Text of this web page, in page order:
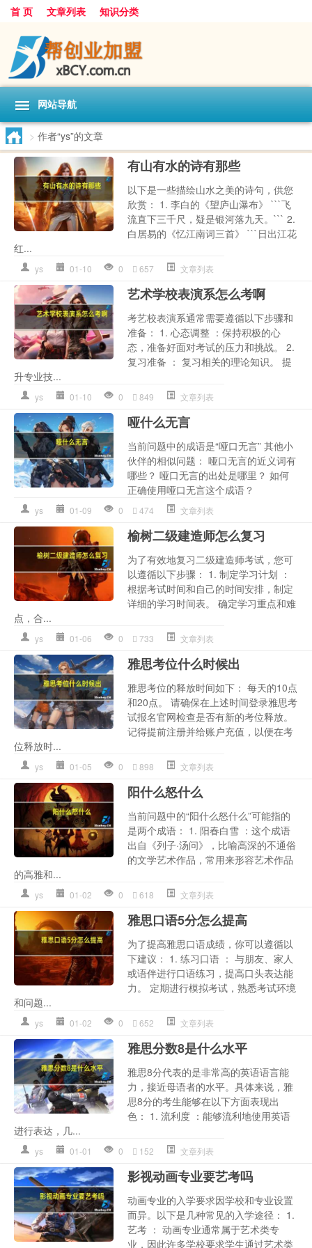
首 页 文章列表 知识分类
网站导航
> 作者“ys”的文章
有山有水的诗有那些
以下是一些描绘山水之美的诗句，供您
欣赏： 1. 李白的《望庐山瀑布》 ```飞
流直下三千尺，疑是银河落九天。``` 2.
白居易的《忆江南词三首》 ```日出江花
红...
ys 01-10 0 657 文章列表
艺术学校表演系怎么考啊
考艺校表演系通常需要遵循以下步骤和
准备： 1. 心态调整 ：保持积极的心
态，准备好面对考试的压力和挑战。 2.
复习准备 ： 复习相关的理论知识。 提
升专业技...
ys 01-10 0 849 文章列表
哑什么无言
当前问题中的成语是“哑口无言” 其他小
伙伴的相似问题： 哑口无言的近义词有
哪些？ 哑口无言的出处是哪里？ 如何
正确使用哑口无言这个成语？
ys 01-09 0 474 文章列表
榆树二级建造师怎么复习
为了有效地复习二级建造师考试，您可
以遵循以下步骤： 1. 制定学习计划 ：
根据考试时间和自己的时间安排，制定
详细的学习时间表。 确定学习重点和难
点，合...
ys 01-06 0 733 文章列表
雅思考位什么时候出
雅思考位的释放时间如下： 每天的10点
和20点。 请确保在上述时间登录雅思考
试报名官网检查是否有新的考位释放。
记得提前注册并给账户充值，以便在考
位释放时...
ys 01-05 0 898 文章列表
阳什么怒什么
当前问题中的“阳什么怒什么”可能指的
是两个成语： 1. 阳春白雪 ：这个成语
出自《列子·汤问》，比喻高深的不通俗
的文学艺术作品，常用来形容艺术作品
的高雅和...
ys 01-02 0 618 文章列表
雅思口语5分怎么提高
为了提高雅思口语成绩，你可以遵循以
下建议： 1. 练习口语 ： 与朋友、家人
或语伴进行口语练习，提高口头表达能
力。 定期进行模拟考试，熟悉考试环境
和问题...
ys 01-02 0 652 文章列表
雅思分数8是什么水平
雅思8分代表的是非常高的英语语言能
力，接近母语者的水平。具体来说，雅
思8分的考生能够在以下方面表现出
色： 1. 流利度 ：能够流利地使用英语
进行表达，几...
ys 01-01 0 152 文章列表
影视动画专业要艺考吗
动画专业的入学要求因学校和专业设置
而异。以下是几种常见的入学途径： 1.
艺考 ： 动画专业通常属于艺术类专
业，因此许多学校要求学生通过艺术类